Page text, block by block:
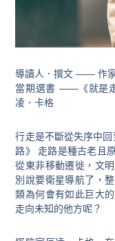
導讀人．撰文 —— 作
當期選書 ——《就是
凌．卡格
行走是不斷從失序中
路》 走路是種古老且
從東非移動遷徙，文
別說要衛星導航了，
類為何會有如此巨大
走向未知的他方呢？